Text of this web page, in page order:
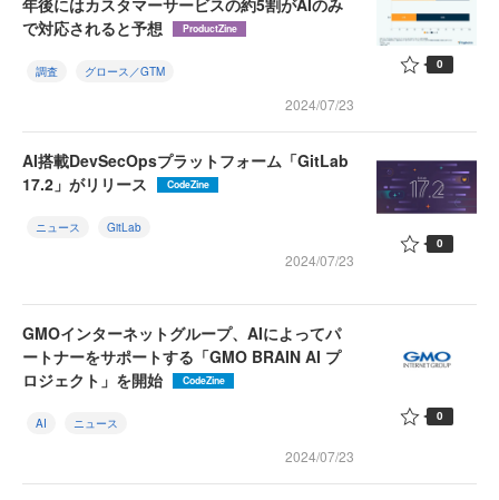
年後にはカスタマーサービスの約5割がAIのみ
で対応されると予想
ProductZine
調査 グロース／GTM
2024/07/23
0
AI搭載DevSecOpsプラットフォーム「GitLab
17.2」がリリース
CodeZine
ニュース GitLab
2024/07/23
0
GMOインターネットグループ、AIによってパ
ートナーをサポートする「GMO BRAIN AI プ
ロジェクト」を開始
CodeZine
AI ニュース
2024/07/23
0